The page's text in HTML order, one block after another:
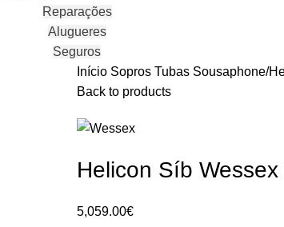
Reparações
Alugueres
Seguros
Início Sopros Tubas Sousaphone/
Back to products
Helicon Síb
5,059.00€